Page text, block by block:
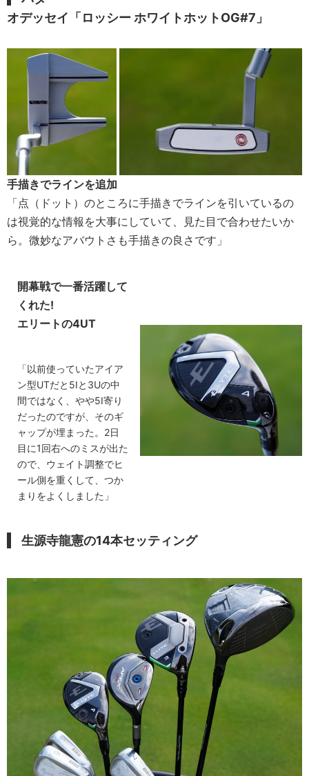
オデッセイ「ロッシー ホワイトホットOG#7」
手描きでラインを追加
「点（ドット）のところに手描きでラインを引いているの
は視覚的な情報を大事にしていて、見た目で合わせたいか
ら。微妙なアバウトさも手描きの良さです」
開幕戦で一番活躍して
くれた!
エリートの4UT
「以前使っていたアイア
ン型UTだと5Iと3Uの中
間ではなく、やや5I寄り
だったのですが、そのギ
ャップが埋まった。2日
目に1回右へのミスが出た
ので、ウェイト調整でヒ
ール側を重くして、つか
まりをよくしました」
生源寺龍憲の14本セッティング